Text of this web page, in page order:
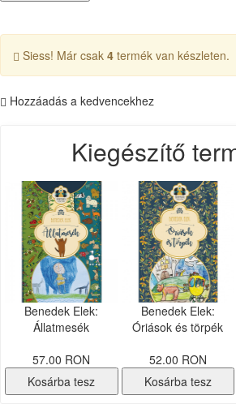
Siess! Már csak 4 termék van készleten.
Hozzáadás a kedvencekhez
Kiegészítő
Benedek Elek:
Állatmesék
57.00 RON
Kosárba tesz
Benedek Elek:
Óriások és törpék
52.00 RON
Kosárba tesz